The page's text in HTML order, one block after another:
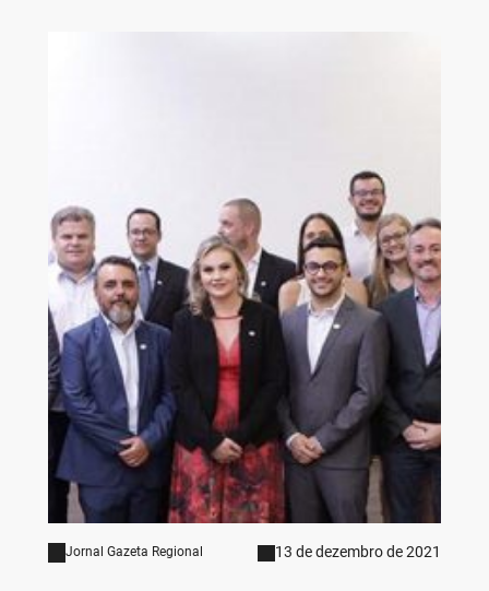
Jornal Gazeta Regional 13 de dezembro de 2021